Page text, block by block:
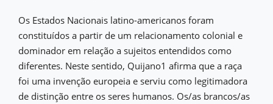
Os Estados Nacionais latino-americanos foram
constituídos a partir de um relacionamento colonial e
dominador em relação a sujeitos entendidos como
diferentes. Neste sentido, Quijano1 afirma que a raça
foi uma invenção europeia e serviu como legitimadora
de distinção entre os seres humanos. Os/as brancos/as